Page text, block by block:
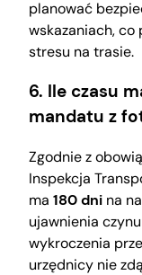
planować
wskazaniach, co
stresu na trasie.
6. Ile czasu
mandatu z
Zgodnie z
Inspekcja
ma 180 dni na
ujawnienia
wykroczenia
urzędnicy nie